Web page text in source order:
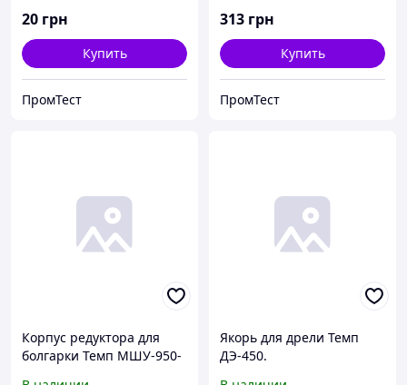
20 грн
Купить
ПромТест
313 грн
Купить
ПромТест
Корпус редуктора для
болгарки Темп МШУ-950-
Якорь для дрели Темп
ДЭ-450.